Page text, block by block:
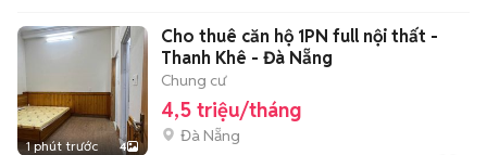
1 phút trước 4
Cho thuê căn hộ 1PN full nội thất -
Thanh Khê - Đà Nẵng
Chung cư
4,5 triệu/tháng
Đà Nẵng